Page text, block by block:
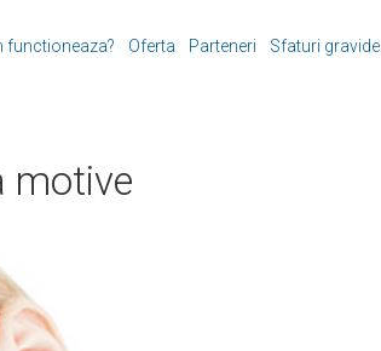
functioneaza? Oferta Parteneri Sfaturi gravide
motive